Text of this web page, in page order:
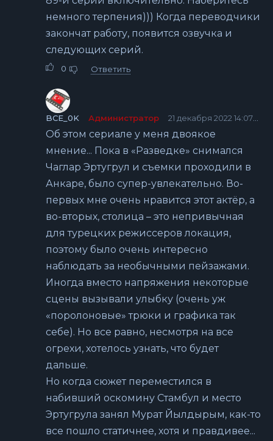
немного терпения))) Когда переводчики
закончат работу, появится озвучка и
следующих серий.
0 Ответить
BCE_0K Администратор 21 декабря 2022 14:07
Об этом сериале у меня двоякое
мнение... Пока в «Разведке» снимался
Чаглар Эртугрул и съемки проходили в
Анкаре, было супер-увлекательно. Во-
первых мне очень нравится этот актёр, а
во-вторых, столица – это непривычная
для турецких режиссеров локация,
поэтому было очень интересно
наблюдать за необычными пейзажами.
Иногда вместо напряжения некоторые
сцены вызывали улыбку (очень уж
«поролоновые» трюки и графика так
себе). Но все равно, несмотря на все
огрехи, хотелось узнать, что будет
дальше.
Но когда сюжет переместился в
набивший оскомину Стамбул и место
Эртугрула занял Мурат Йылдырым, как-то
все пошло статичнее, хотя и правдивее...